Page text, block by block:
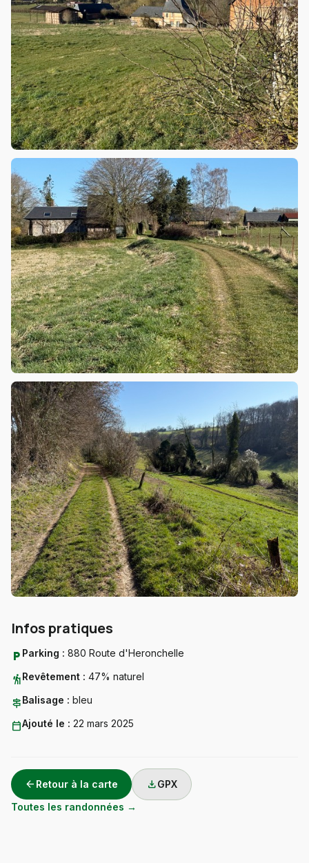
Infos pratiques
local_parking Parking : 880 Route d'Heronchelle
hikingRevêtement : 47% naturel
signpostBalisage : bleu
calendar_todayAjouté le : 22 mars 2025
arrow_back Retour à la carte downloadGPX
Toutes les randonnées →